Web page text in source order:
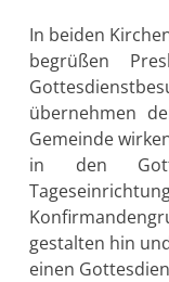
In beiden
begrüßen
übernehmen
Gemeinde
in den
gestalten hin
einen